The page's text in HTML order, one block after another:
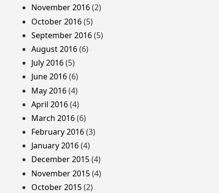
November 2016(2)
October 2016(5)
September 2016(5)
August 2016(6)
July 2016(5)
June 2016(6)
May 2016(4)
April 2016(4)
March 2016(6)
February 2016(3)
January 2016(4)
December 2015(4)
November 2015(4)
October 2015(2)